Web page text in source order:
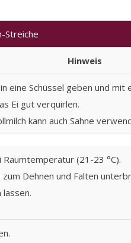
Streiche
Hinweis
eine Schüssel geben und mit
Ei gut verquirlen.
kann auch Sahne
(21-23 °C).
Dehnen und Falten